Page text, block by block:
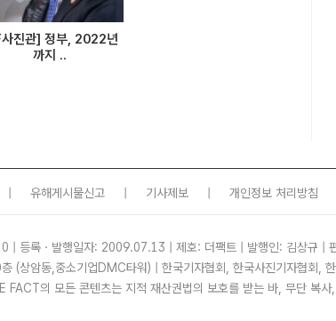
진관] 정부, 2022년
까지 ..
유해게시물신고 기사제보 개인정보 처리방침
| 등록ㆍ발행일자: 2009.07.13 | 제호: 더팩트 | 발행인: 김상규
(상암동,중소기업DMC타워) | 한국기자협회, 한국사진기자협회,
의 모든 콘텐츠는 지적 재산권법의 보호를 받는 바, 무단 복사,